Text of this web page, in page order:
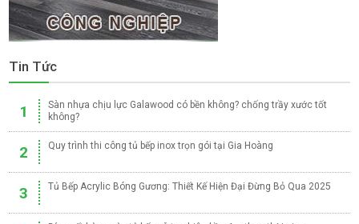
Tin Tức
1
Sàn nhựa chịu lực Galawood có bền không? chống trầy xước tốt
không?
2 Quy trình thi công tủ bếp inox trọn gói tại Gia Hoàng
3 Tủ Bếp Acrylic Bóng Gương: Thiết Kế Hiện Đại Đừng Bỏ Qua 2025